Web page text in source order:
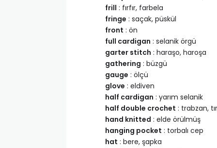
frill : fırfır, farbela
fringe : saçak, püskül
front : ön
full cardigan : selanik örgü
garter stitch : haraşo, haroşa
gathering : büzgü
gauge : ölçü
glove : eldiven
half cardigan : yarım selanik
half double crochet : trabzan,
hand knitted : elde örülmüş
hanging pocket : torbalı cep
hat : bere, şapka